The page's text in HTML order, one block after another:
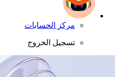
مركز الحسابات
تسجيل الخروج